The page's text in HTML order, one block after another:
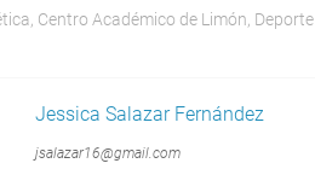
Centro Académico de Limón Deporte
Jessica Salazar Fernández
jsalazar16@gmail.com